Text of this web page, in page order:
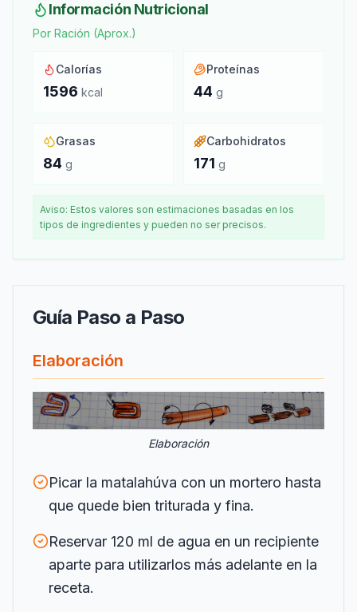
Información Nutricional
Por Ración (Aprox.)
Calorías
1596 kcal
Proteínas
44 g
Grasas
84 g
Carbohidratos
171 g
Aviso: Estos valores son estimaciones basadas en los
tipos de ingredientes y pueden no ser precisos.
Guía Paso a Paso
Elaboración
Elaboración
Picar la matalahúva con un mortero hasta
que quede bien triturada y fina.
Reservar 120 ml de agua en un recipiente
aparte para utilizarlos más adelante en la
receta.